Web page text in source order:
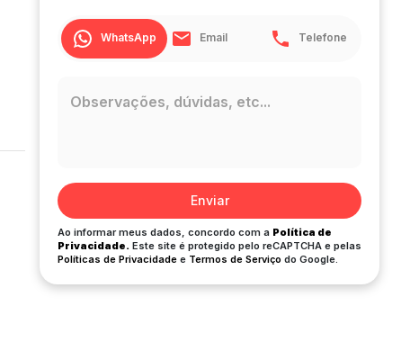
WhatsApp Email Telefone
Enviar
Ao informar meus dados, concordo com a Política de
Privacidade. Este site é protegido pelo reCAPTCHA e pelas
Políticas de Privacidade e Termos de Serviço do Google.